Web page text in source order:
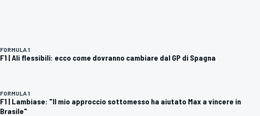
FORMULA 1
F1 | Ali flessibili: ecco come dovranno cambiare dal GP di Spagna
FORMULA 1
F1 | Lambiase: "Il mio approccio sottomesso ha aiutato Max a vincere in
Brasile"